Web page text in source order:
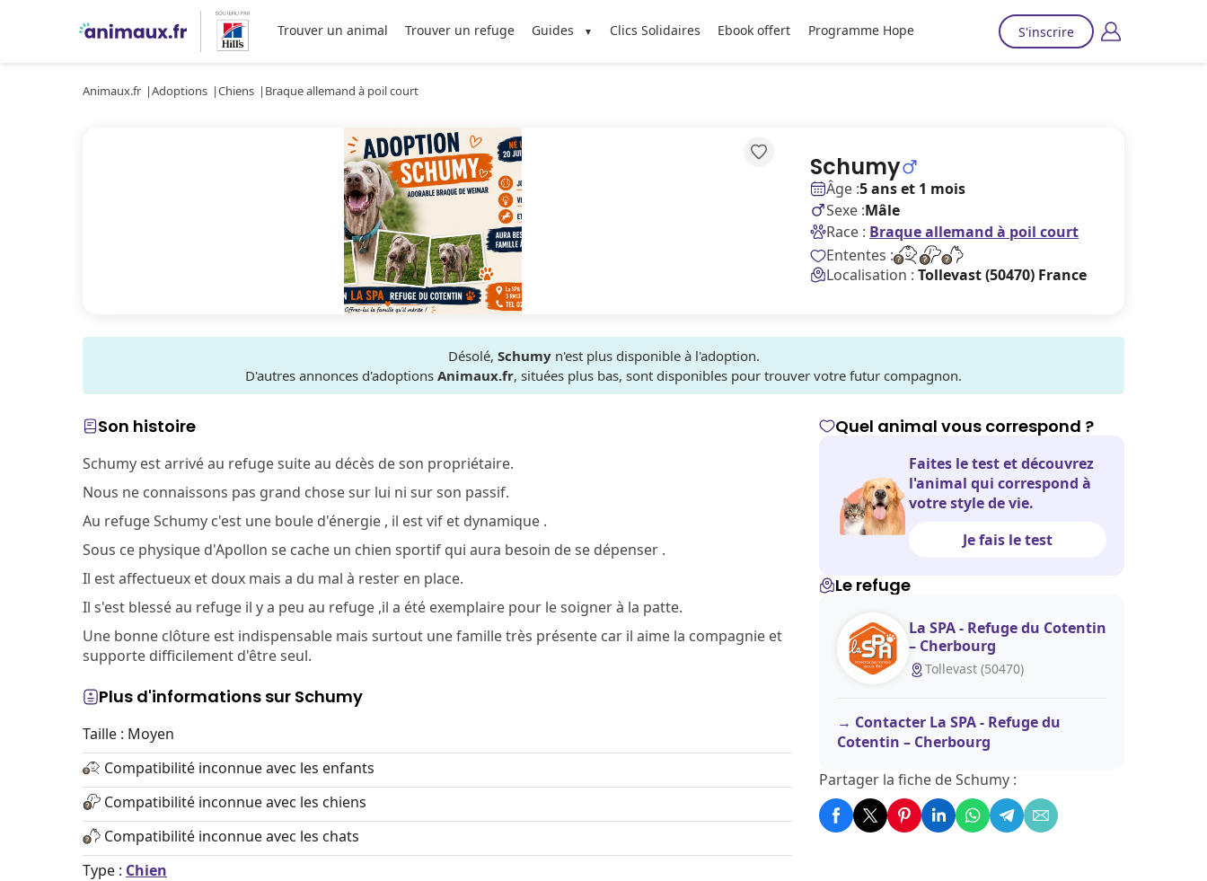
Trouver un animal Trouver un refuge Guides Clics Solidaires Ebook offert Programme Hope S'inscrire
Animaux.fr Adoptions Chiens Braque allemand à poil court
Schumy
Âge :5 ans et 1 mois
Sexe :Mâle
Race : Braque allemand à poil court
Ententes :
Localisation : Tollevast (50470) France
Désolé, Schumyn'est plus disponible à l'adoption.
D'autres annonces d'adoptions Animaux.fr, situées plus bas, sont disponibles pour trouver votre futur compagnon.
Son histoire
Schumy est arrivé au refuge suite au décès de son propriétaire.
Nous ne connaissons pas grand chose sur lui ni sur son passif.
Au refuge Schumy c'est une boule d'énergie , il est vif et dynamique .
Sous ce physique d'Apollon se cache un chien sportif qui aura besoin de se dépenser .
Il est affectueux et doux mais a du mal à rester en place.
Il s'est blessé au refuge il y a peu au refuge ,il a été exemplaire pour le soigner à la patte.
Une bonne clôture est indispensable mais surtout une famille très présente car il aime la compagnie et
supporte difficilement d'être seul.
Plus d'informations sur Schumy
Taille : Moyen
Compatibilité inconnue avec les enfants
Compatibilité inconnue avec les chiens
Compatibilité inconnue avec les chats
Type : Chien
Quel animal vous correspond ?
Faites le test et découvrez
l'animal qui correspond à
votre style de vie.
Je fais le test
Le refuge
La SPA - Refuge du Cotentin
– Cherbourg
Tollevast (50470)
Contacter La SPA - Refuge du
Cotentin – Cherbourg
Partager la fiche de Schumy :